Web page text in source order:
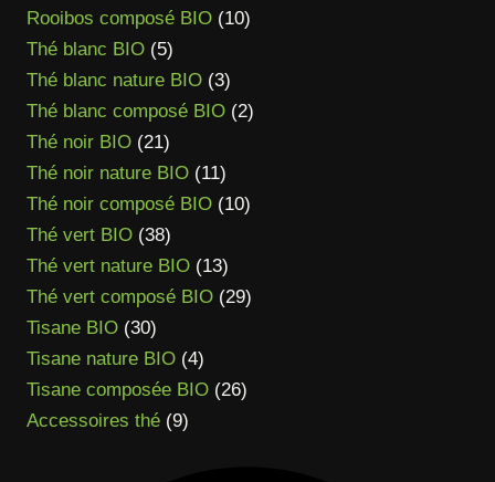
produits
Rooibos composé BIO 1010
Thé blanc BIO 55
produits
Thé blanc nature BIO 33
produits
Thé blanc composé BIO 22
Thé noir BIO 2121
produits
Thé noir nature BIO 1111
produits
Thé noir composé BIO 1010
Thé vert BIO 3838
produits
Thé vert nature BIO 1313
produits
Thé vert composé BIO 2929
Tisane BIO 3030
produits
Tisane nature BIO 44
produits
Tisane composée BIO 2626
Accessoires thé 99